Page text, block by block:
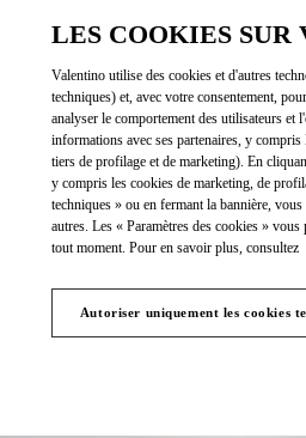
LES COOKIES
Valentino utilise des cookies et d'autres
techniques) et, avec votre consentement,
analyser le comportement des utilisateurs et
informations avec ses partenaires, y
tiers de profilage et de marketing). En
y compris les cookies de marketing, de
techniques » ou en fermant la bannière,
autres. Les « Paramètres des cookies »
tout moment. Pour en savoir plus, consultez
Autoriser uniquement les cookies